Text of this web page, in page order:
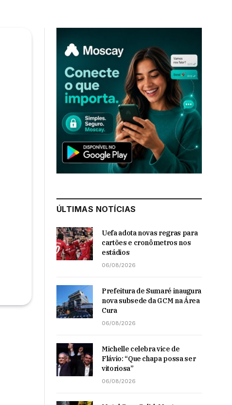
ÚLTIMAS NOTÍCIAS
Uefa adota novas regras para
cartões e cronômetros nos
estádios
06/08/2026
Prefeitura de Sumaré inaugura
nova subsede da GCM na Área
Cura
06/08/2026
Michelle celebra vice de
Flávio: “Que chapa possa ser
vitoriosa”
06/08/2026